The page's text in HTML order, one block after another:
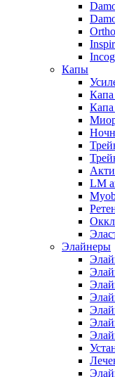
Капы
Капа
Капа
LM
Элайнеры